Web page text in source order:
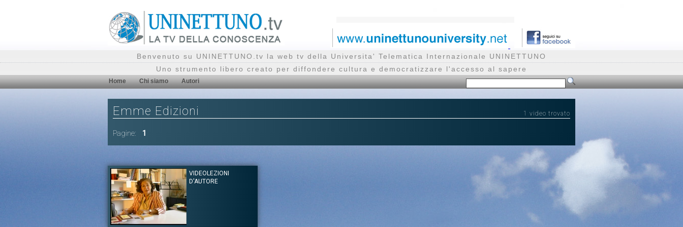
Benvenuto su UNINETTUNO.tv la web tv della Universita' Telematica Internazionale UNINETTUNO
Uno strumento libero creato per diffondere cultura e democratizzare l'accesso al sapere
Home Chi siamo Autori
Emme Edizioni 1 video trovato
Pagine: 1
VIDEOLEZIONI
D'AUTORE